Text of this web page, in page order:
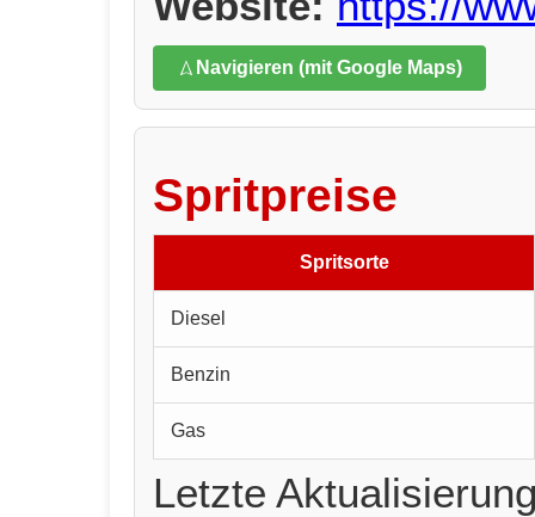
Navigieren (mit Google Maps)
Spritpreise
Spritsorte
Diesel
Benzin
Gas
Letzte